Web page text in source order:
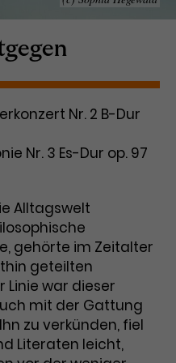
wird von Google
Das Cookie
wie
bei der Erstellung
umfassen in
Form die Anzahl
Quelle, aus der sie
die besuchten
1
von
Google Ads-
Nr. 2 B-Dur
Nr. 3 Es-Dur op. 97
Alltagswelt
gehörte im Zeitalter
geteilten
Linie war dieser
mit der Gattung
zu verkünden, fiel
Literaten leicht,